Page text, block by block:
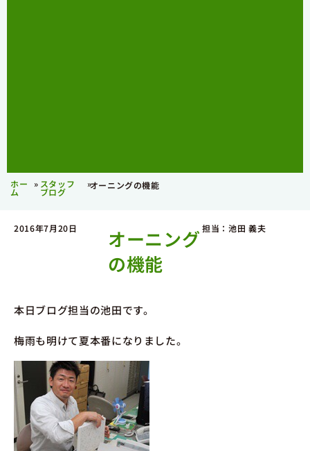
ホー
ム
» スタッフ
ブログ
»オーニングの機能
2016年7月20日
オーニング
の機能
担当：池田 義夫
本日ブログ担当の池田です。
梅雨も明けて夏本番になりました。